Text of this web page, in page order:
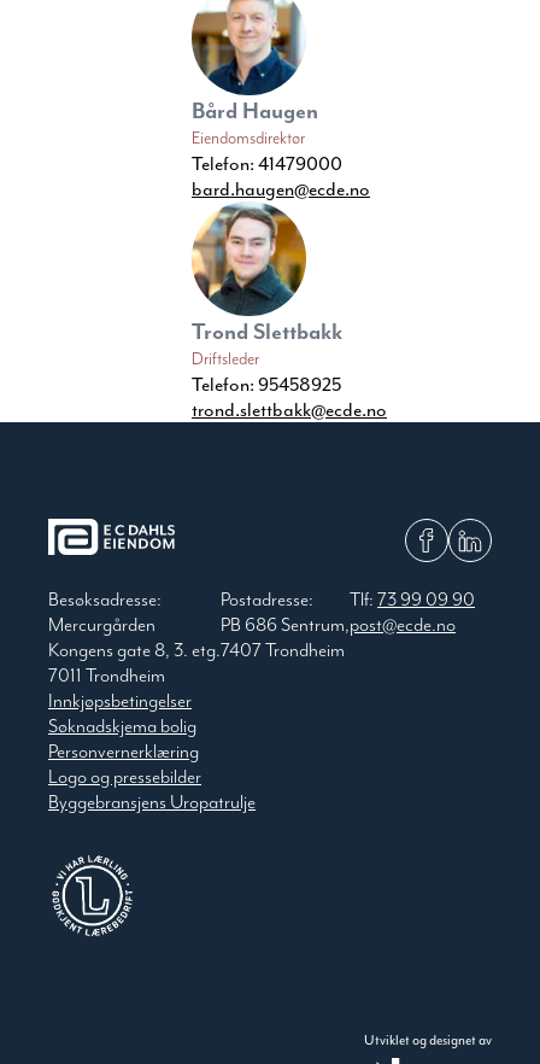
Bård Haugen
Eiendomsdirektør
Telefon: 41479000
bard.haugen@ecde.no
Trond Slettbakk
Driftsleder
Telefon: 95458925
trond.slettbakk@ecde.no
Besøksadresse:
Mercurgården
Kongens gate 8, 3. etg.
7011 Trondheim
Postadresse:
PB 686 Sentrum,
7407 Trondheim
Tlf: 73 99 09 90
post@ecde.no
Innkjøpsbetingelser
Søknadskjema bolig
Personvernerklæring
Logo og pressebilder
Byggebransjens Uropatrulje
Utviklet og designet av